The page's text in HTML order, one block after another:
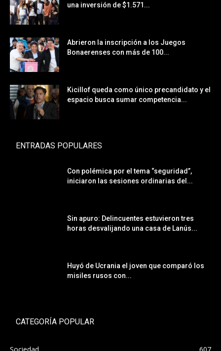
una inversión de $1.571...
Abrieron la inscripción a los Juegos
Bonaerenses con más de 100...
Kicillof queda como único precandidato y el
espacio busca sumar competencia...
ENTRADAS POPULARES
Con polémica por el tema “seguridad”,
iniciaron las sesiones ordinarias del...
Sin apuro: Delincuentes estuvieron tres
horas desvalijando una casa de Lanús...
Huyó de Ucrania el joven que comparó los
misiles rusos con...
CATEGORÍA POPULAR